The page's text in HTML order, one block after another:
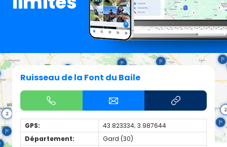
Ruisseau de la Font du Baile
GPS:
43.823334; 3.987644
Département:
Gard (30)